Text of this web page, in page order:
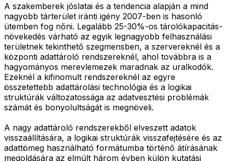
A szakemberek jóslatai és a tendencia alapján a mind
nagyobb tárterület iránti igény 2007-ben is hasonló
ütemben fog nőni. Legalább 25-30%-os tárolókapacitás-
növekedés várható az egyik legnagyobb felhasználási
területnek tekinthető szegmensben, a szervereknél és a
központi adattároló rendszereknél, ahol továbbra is a
hagyományos merevlemezek maradnak az uralkodók.
Ezeknél a kifinomult rendszereknél az egyre
összetettebb adattárolási technológia és a logikai
struktúrák változatossága az adatvesztési problémák
számát és bonyolultságát is megnöveli.
A nagy adattároló rendszerekből elveszett adatok
visszaállítására, a logikai struktúrák visszafejtésére és az
adattömeg használható formátumba történő átírásának
megoldására az elmúlt három évben külön kutatási